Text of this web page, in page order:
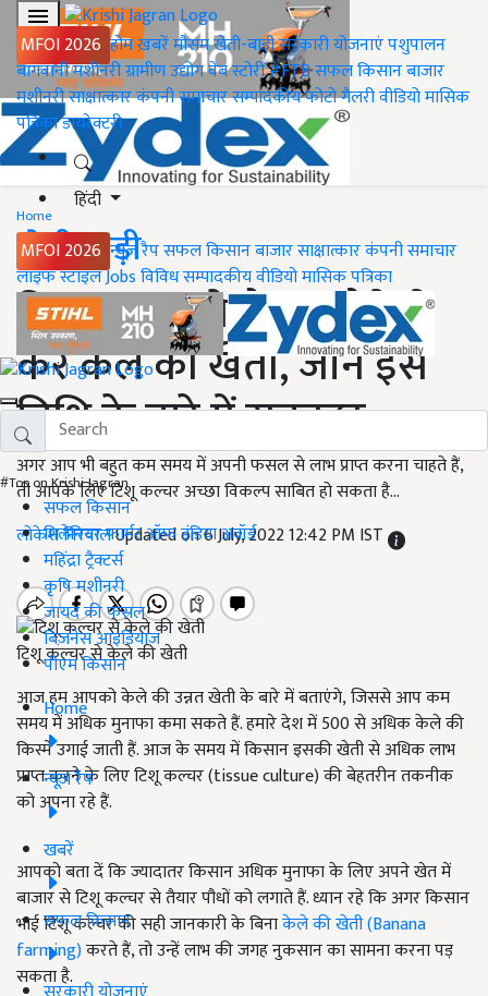
MFOI 2026 होमख़बरेंमौसमखेती-बाड़ीसरकारी योजनाएंपशुपालन
बागवानीमशीनरीग्रामीण उद्योगवेब स्टोरी#FTBसफल किसानबाजार
मशीनरीसाक्षात्कारकंपनी समाचारसम्पादकीयफोटो गैलरीवीडियोमासिक
पत्रिकाडायरेक्टरी
हिंदी
MFOI 2026 न्यूज़ रैपसफल किसानबाजारसाक्षात्कारकंपनी समाचार
लाइफ स्टाइलJobsविविधसम्पादकीयवीडियोमासिक पत्रिका
#Top on Krishi Jagran
सफल किसान
मिलेनियर फार्मर ऑफ इंडिया अवॉर्ड
महिंद्रा ट्रैक्टर्स
कृषि मशीनरी
जायद की फसल
बिज़नेस आइडियाज
पीएम किसान
Home
न्यूज़ रैप
खबरें
सफल किसान
Home
खेती-बाड़ी
टिशू कल्चर से तैयार पौधे से
करें केले की खेती, जानें इस
विधि के बारे में सबकुछ
अगर आप भी बहुत कम समय में अपनी फसल से लाभ प्राप्त करना चाहते हैं,
तो आपके लिए टिशू कल्चर अच्छा विकल्प साबित हो सकता है...
लोकेश निरवालUpdated on 6 July, 2022 12:42 PM IST
टिशू कल्चर से केले की खेती
आज हम आपको केले की उन्नत खेती के बारे में बताएंगे, जिससे आप कम
समय में अधिक मुनाफा कमा सकते हैं. हमारे देश में 500 से अधिक केले की
किस्में उगाई जाती हैं. आज के समय में किसान इसकी खेती से अधिक लाभ
प्राप्त करने के लिए टिशू कल्चर (tissue culture) की बेहतरीन तकनीक
को अपना रहे हैं.
आपको बता दें कि ज्यादातर किसान अधिक मुनाफा के लिए अपने खेत में
बाजार से टिशू कल्चर से तैयार पौधों को लगाते हैं. ध्यान रहे कि अगर किसान
भाई टिशू कल्चर की सही जानकारी के बिनाकेले की खेती (Banana
farming)करते हैं, तो उन्हें लाभ की जगह नुकसान का सामना करना पड़
सकता है.